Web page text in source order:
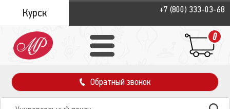
Курск +7 (800) 333-03-68
0
Обратный звонок